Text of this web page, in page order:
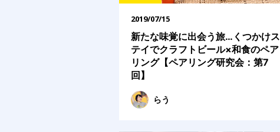
2019/07/15
新たな味覚に出会う旅…くつかけス
テイでクラフトビール×和食のペア
リング【ペアリング研究会：第7
回】
らう